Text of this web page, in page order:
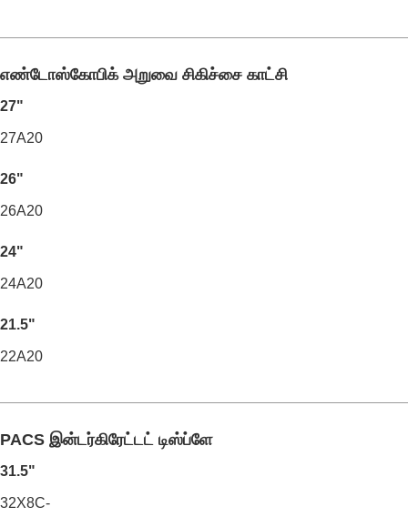
எண்டோஸ்கோபிக் அறுவை சிகிச்சை காட்சி
27"
27A20
26"
26A20
24"
24A20
21.5"
22A20
PACS இன்டர்கிரேட்டட் டிஸ்ப்ளே
31.5"
32X8C-